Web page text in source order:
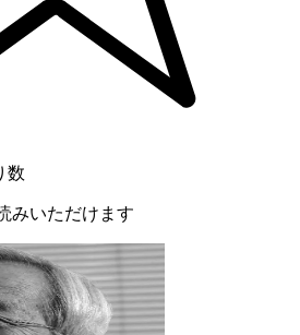
数
みいただけます